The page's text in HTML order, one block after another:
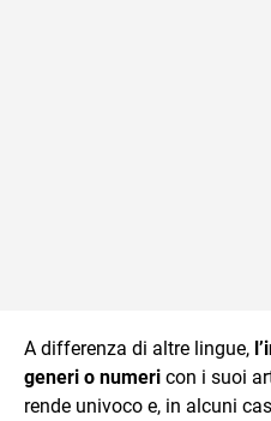
A differenza di altre lingue,
generi o numeri con i suoi
rende univoco e, in alcuni